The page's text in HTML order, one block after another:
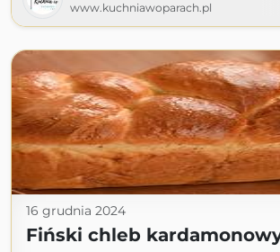
www.kuchniawoparach.pl
16 grudnia 2024
Fiński chleb